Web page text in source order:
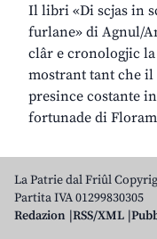
Il libri «Di scjas in
furlane» di Agnul/
clâr e cronologjic
mostrant tant che
presince costante
fortunade di
La Patrie dal Friûl
Partita IVA 01299830305
Redazion RSS/XML